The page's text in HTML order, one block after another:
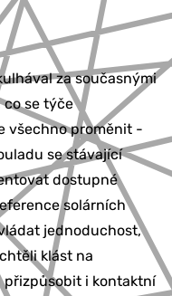
za současnými
se týče
všechno proměnit -
se stávající
dostupné
solárních
jednoduchost,
klást na
přizpůsobit i kontaktní